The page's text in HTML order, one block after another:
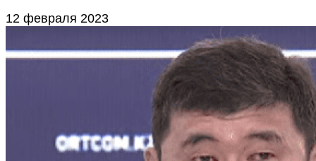
12 февраля 2023